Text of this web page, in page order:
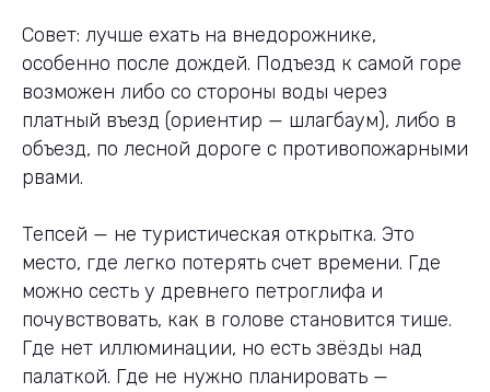
Совет: лучше ехать на внедорожнике,
особенно после дождей. Подъезд к самой горе
возможен либо со стороны воды через
платный въезд (ориентир — шлагбаум), либо в
объезд, по лесной дороге с противопожарными
рвами.
Тепсей — не туристическая открытка. Это
место, где легко потерять счет времени. Где
можно сесть у древнего петроглифа и
почувствовать, как в голове становится тише.
Где нет иллюминации, но есть звёзды над
палаткой. Где не нужно планировать —